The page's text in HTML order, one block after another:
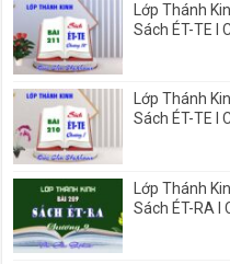
Lớp Thánh
Sách ÉT-TE I
Lớp Thánh
Sách ÉT-TE I
Lớp Thánh
Sách ÉT-RA